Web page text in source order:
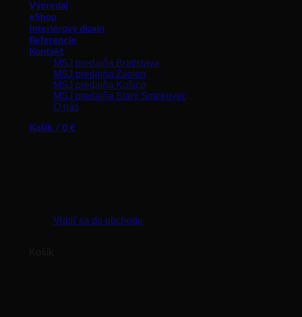
Výpredaj
eShop
Interiérový dizajn
Referencie
Kontakt
MSJ predajňa Bratislava
MSJ predajňa Zvolen
MSJ predajňa Košice
MSJ predajňa Starý Smokovec
O nás
Košík / 0 €
Vrátiť sa do obchodu